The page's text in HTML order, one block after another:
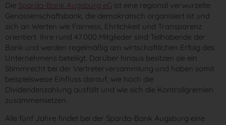
Die Sparda-Bank Augsburg eG ist eine regional verwurzelte
Genossenschaftsbank, die demokratisch organisiert ist und
sich an Werten wie Fairness, Ehrlichkeit und Transparenz
orientiert. Ihre rund 47.000 Mitglieder sind Teilhabende der
Bank und werden regelmäßig am wirtschaftlichen Erfolg des
Unternehmens beteiligt. Darüber hinaus besitzen sie ein
Stimmrecht bei der Vertreterversammlung und haben somit
beispielsweise Einfluss darauf, wie hoch die
Dividendenzahlung ausfällt und wie sich die Kontrollgremien
zusammensetzen.
Alle fünf Jahre findet bei der Sparda-Bank Augsburg eine